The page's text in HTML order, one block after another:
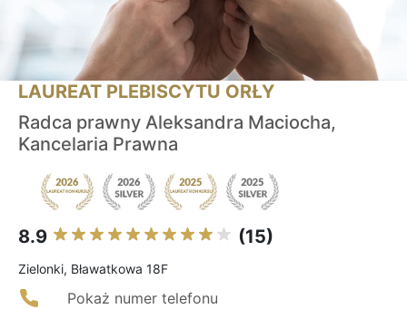
LAUREAT PLEBISCYTU ORŁY
Radca prawny Aleksandra Maciocha,
Kancelaria Prawna
8.9 (15)
Zielonki, Bławatkowa 18F
Pokaż numer telefonu